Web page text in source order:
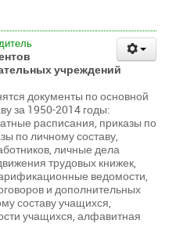
учреждений
документы по основной
за 1950-2014 годы:
расписания, приказы по
по личному составу,
личные дела
трудовых книжек,
ведомости,
и дополнительных
составу учащихся,
учащихся, алфавитная